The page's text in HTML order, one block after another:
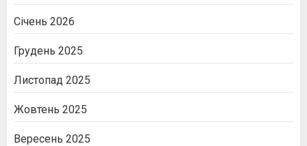
Січень 2026
Грудень 2025
Листопад 2025
Жовтень 2025
Вересень 2025